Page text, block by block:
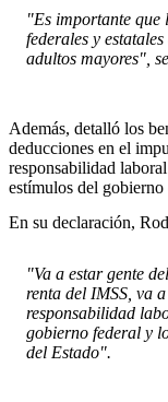
"Es importante que
federales y
adultos mayores",
Además, detalló los
deducciones en el
responsabilidad
estímulos del gobierno
En su declaración,
"Va a estar gente
renta del IMSS, va
responsabilidad
gobierno federal y
del Estado".